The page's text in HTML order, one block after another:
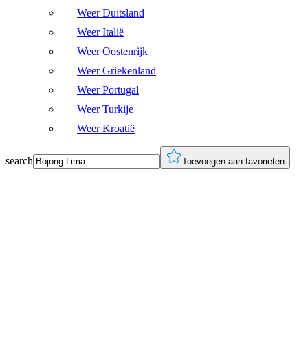
Weer Duitsland
Weer Italië
Weer Oostenrijk
Weer Griekenland
Weer Portugal
Weer Turkije
Weer Kroatië
search Toevoegen aan favorieten